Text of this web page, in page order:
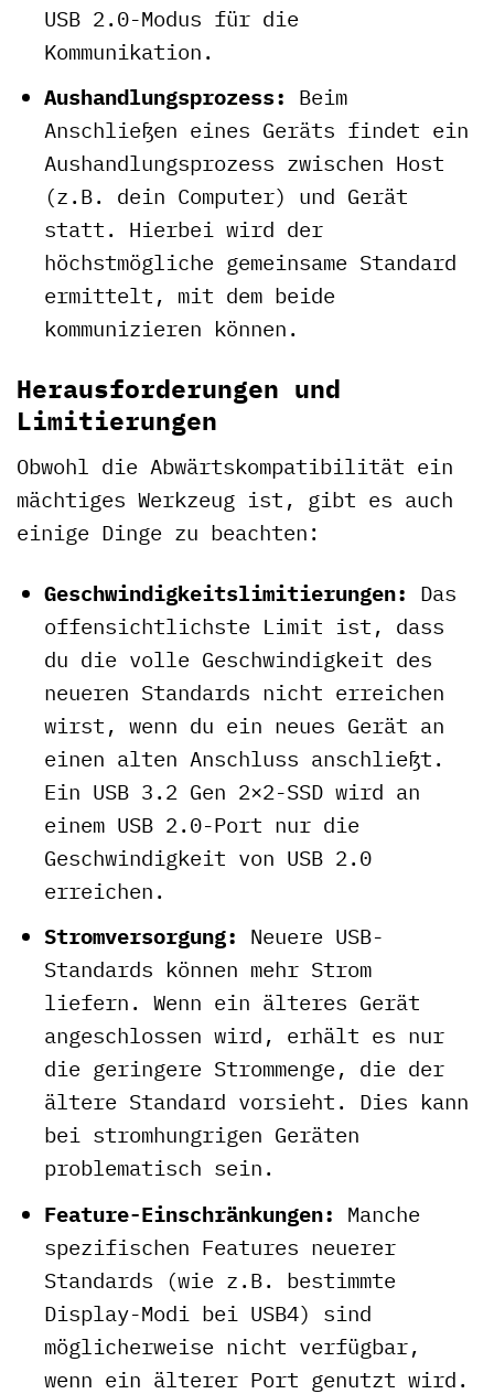
USB 2.0-Modus für die
Kommunikation.
Aushandlungsprozess: Beim
Anschließen eines Geräts findet ein
Aushandlungsprozess zwischen Host
(z.B. dein Computer) und Gerät
statt. Hierbei wird der
höchstmögliche gemeinsame Standard
ermittelt, mit dem beide
kommunizieren können.
Herausforderungen und
Limitierungen
Obwohl die Abwärtskompatibilität ein
mächtiges Werkzeug ist, gibt es auch
einige Dinge zu beachten:
Geschwindigkeitslimitierungen: Das
offensichtlichste Limit ist, dass
du die volle Geschwindigkeit des
neueren Standards nicht erreichen
wirst, wenn du ein neues Gerät an
einen alten Anschluss anschließt.
Ein USB 3.2 Gen 2×2-SSD wird an
einem USB 2.0-Port nur die
Geschwindigkeit von USB 2.0
erreichen.
Stromversorgung: Neuere USB-
Standards können mehr Strom
liefern. Wenn ein älteres Gerät
angeschlossen wird, erhält es nur
die geringere Strommenge, die der
ältere Standard vorsieht. Dies kann
bei stromhungrigen Geräten
problematisch sein.
Feature-Einschränkungen: Manche
spezifischen Features neuerer
Standards (wie z.B. bestimmte
Display-Modi bei USB4) sind
möglicherweise nicht verfügbar,
wenn ein älterer Port genutzt wird.